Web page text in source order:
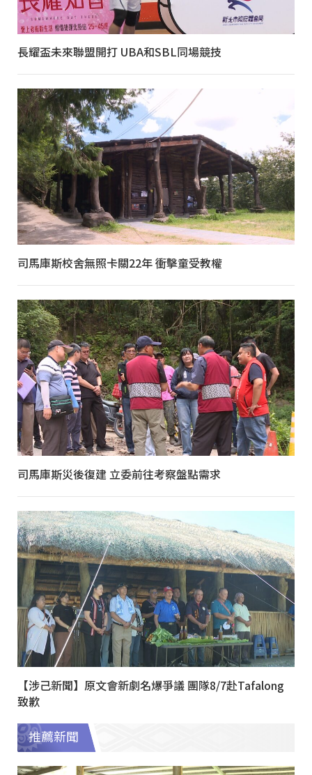
長耀盃未來聯盟開打 UBA和SBL同場競技
司馬庫斯校舍無照卡關22年 衝擊童受教權
司馬庫斯災後復建 立委前往考察盤點需求
【涉己新聞】原文會新劇名爆爭議 團隊8/7赴Tafalong
致歉
推薦新聞